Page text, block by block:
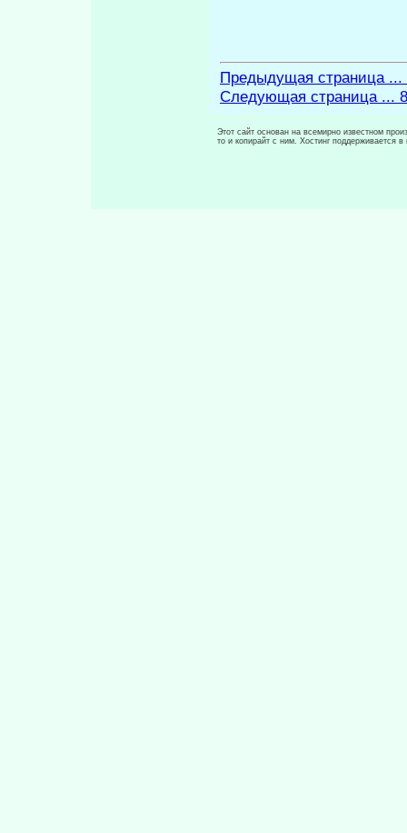
Предыдущая страница ...
Следующая страница ...
Этот сайт основан на всемирно известном
то и копирайт с ним. Хостинг поддерживается